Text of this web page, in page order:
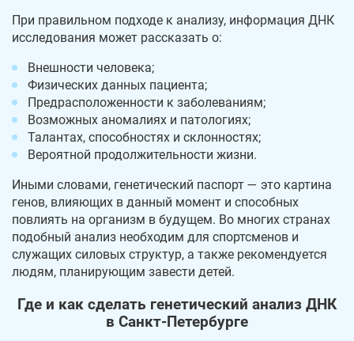
При правильном подходе к анализу, информация ДНК
исследования может рассказать о:
Внешности человека;
Физических данных пациента;
Предрасположенности к заболеваниям;
Возможных аномалиях и патологиях;
Талантах, способностях и склонностях;
Вероятной продолжительности жизни.
Иными словами, генетический паспорт — это картина
генов, влияющих в данный момент и способных
повлиять на организм в будущем. Во многих странах
подобный анализ необходим для спортсменов и
служащих силовых структур, а также рекомендуется
людям, планирующим завести детей.
Где и как сделать генетический анализ ДНК
в Санкт-Петербурге